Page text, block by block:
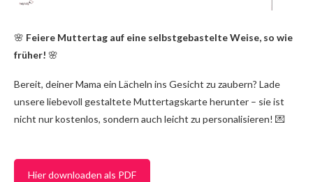
🌸 Feiere Muttertag auf eine selbstgebastelte Weise, so wie
früher! 🌸
Bereit, deiner Mama ein Lächeln ins Gesicht zu zaubern? Lade
unsere liebevoll gestaltete Muttertagskarte herunter – sie ist
nicht nur kostenlos, sondern auch leicht zu personalisieren! 💌
Hier downloaden als PDF